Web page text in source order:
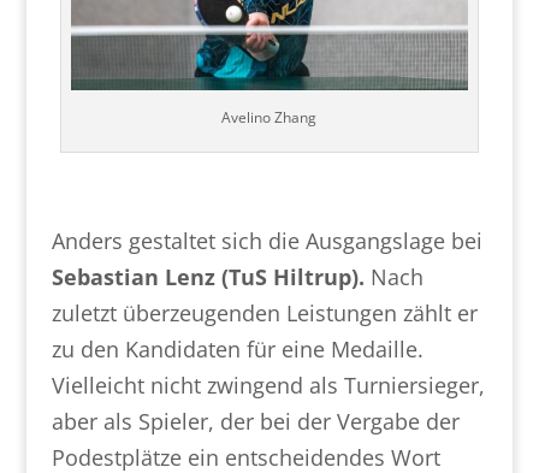
Avelino Zhang
Anders gestaltet sich die Ausgangslage bei
Sebastian Lenz (TuS Hiltrup). Nach
zuletzt überzeugenden Leistungen zählt er
zu den Kandidaten für eine Medaille.
Vielleicht nicht zwingend als Turniersieger,
aber als Spieler, der bei der Vergabe der
Podestplätze ein entscheidendes Wort